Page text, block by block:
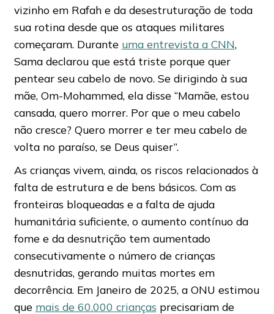
vizinho em Rafah e da desestruturação de toda
sua rotina desde que os ataques militares
começaram. Durante uma entrevista a CNN,
Sama declarou que está triste porque quer
pentear seu cabelo de novo. Se dirigindo à sua
mãe, Om-Mohammed, ela disse “Mamãe, estou
cansada, quero morrer. Por que o meu cabelo
não cresce? Quero morrer e ter meu cabelo de
volta no paraíso, se Deus quiser”.
As crianças vivem, ainda, os riscos relacionados à
falta de estrutura e de bens básicos. Com as
fronteiras bloqueadas e a falta de ajuda
humanitária suficiente, o aumento contínuo da
fome e da desnutrição tem aumentado
consecutivamente o número de crianças
desnutridas, gerando muitas mortes em
decorrência. Em Janeiro de 2025, a ONU estimou
que mais de 60.000 crianças precisariam de